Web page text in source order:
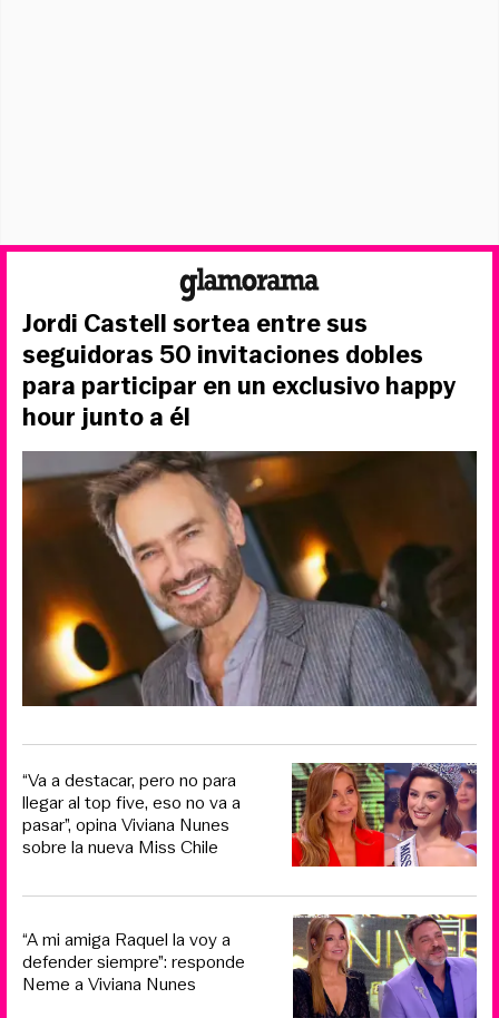
Jordi Castell sortea entre sus
seguidoras 50 invitaciones dobles
para participar en un exclusivo happy
hour junto a él
“Va a destacar, pero no para
llegar al top five, eso no va a
pasar”, opina Viviana Nunes
sobre la nueva Miss Chile
“A mi amiga Raquel la voy a
defender siempre”: responde
Neme a Viviana Nunes